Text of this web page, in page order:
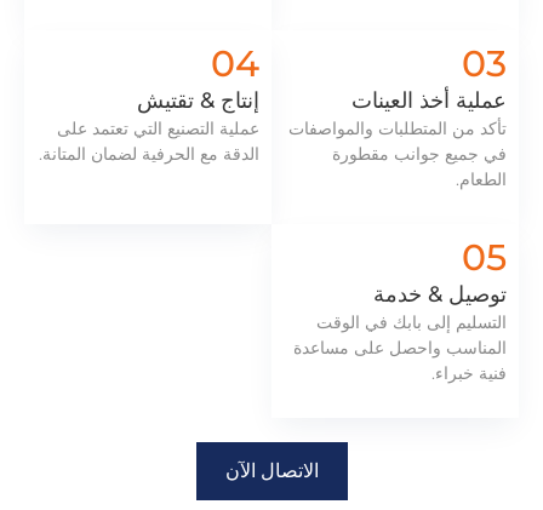
03
عملية أخذ العينات
تأكد من المتطلبات والمواصفات
في جميع جوانب مقطورة
الطعام.
04
إنتاج & تقتيش
عملية التصنيع التي تعتمد على
الدقة مع الحرفية لضمان المتانة.
05
توصيل & خدمة
التسليم إلى بابك في الوقت
المناسب واحصل على مساعدة
فنية خبراء.
الاتصال الآن